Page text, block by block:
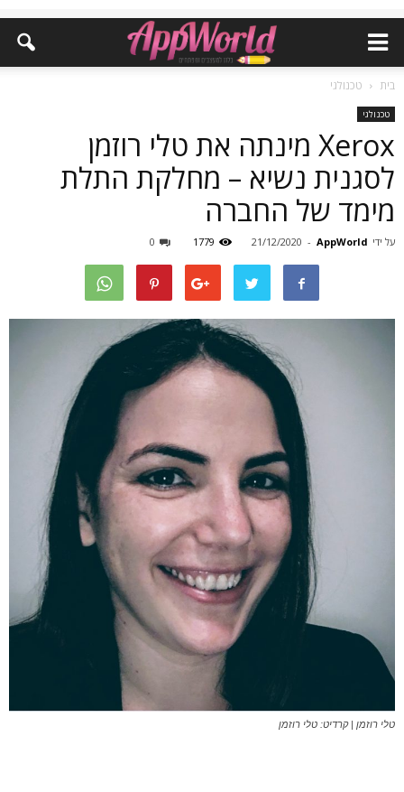
בית טכנולגי
טכנולגי
Xerox מינתה את טלי רוזמן
לסגנית נשיא – מחלקת התלת
מימד של החברה
על ידי AppWorld
-
21/12/2020
1779
0
טלי רוזמן | קרדיט: טלי רוזמן